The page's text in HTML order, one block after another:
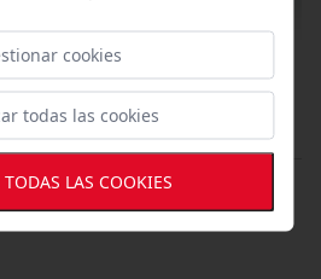
Guijuelo
cookies
todas las cookies
TODAS LAS COOKIES